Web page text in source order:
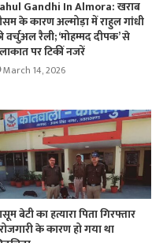
Gandhi In Almora: खराब
के कारण अल्मोड़ा में राहुल गांधी
वर्चुअल रैली; ‘मोहम्मद दीपक’ से
पर टिकीं नजरें
March 14, 2026
बेटी का हत्यारा पिता गिरफ्तार
के कारण हो गया था